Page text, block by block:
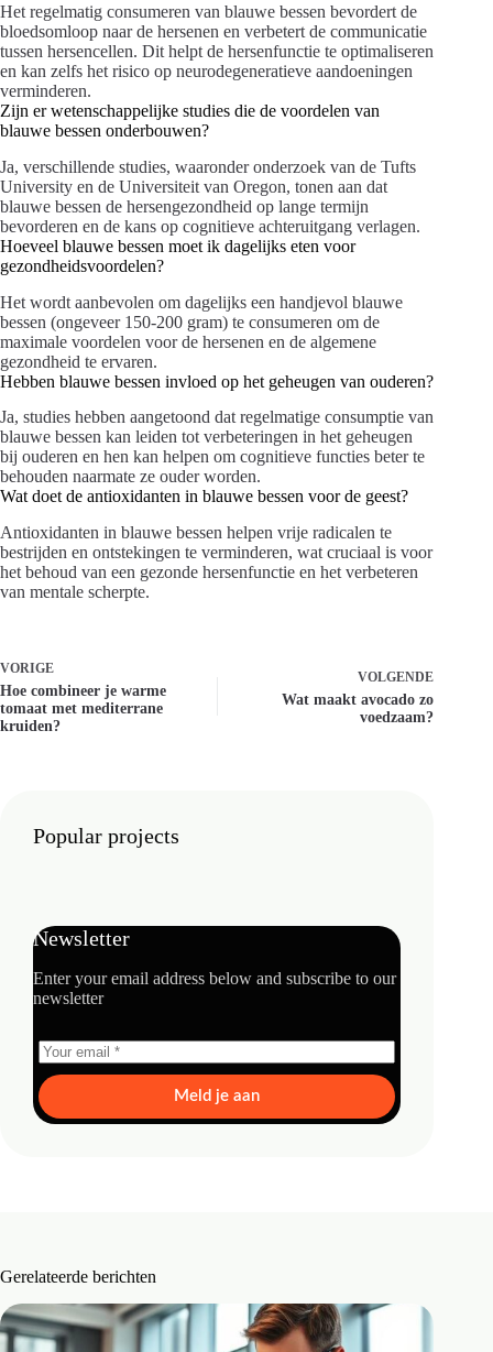
Het regelmatig consumeren van blauwe bessen bevordert de
bloedsomloop naar de hersenen en verbetert de communicatie
tussen hersencellen. Dit helpt de hersenfunctie te optimaliseren
en kan zelfs het risico op neurodegeneratieve aandoeningen
verminderen.
Zijn er wetenschappelijke studies die de voordelen van
blauwe bessen onderbouwen?
Ja, verschillende studies, waaronder onderzoek van de Tufts
University en de Universiteit van Oregon, tonen aan dat
blauwe bessen de hersengezondheid op lange termijn
bevorderen en de kans op cognitieve achteruitgang verlagen.
Hoeveel blauwe bessen moet ik dagelijks eten voor
gezondheidsvoordelen?
Het wordt aanbevolen om dagelijks een handjevol blauwe
bessen (ongeveer 150-200 gram) te consumeren om de
maximale voordelen voor de hersenen en de algemene
gezondheid te ervaren.
Hebben blauwe bessen invloed op het geheugen van ouderen?
Ja, studies hebben aangetoond dat regelmatige consumptie van
blauwe bessen kan leiden tot verbeteringen in het geheugen
bij ouderen en hen kan helpen om cognitieve functies beter te
behouden naarmate ze ouder worden.
Wat doet de antioxidanten in blauwe bessen voor de geest?
Antioxidanten in blauwe bessen helpen vrije radicalen te
bestrijden en ontstekingen te verminderen, wat cruciaal is voor
het behoud van een gezonde hersenfunctie en het verbeteren
van mentale scherpte.
VORIGE
Hoe combineer je warme
tomaat met mediterrane
kruiden?
VOLGENDE
Wat maakt avocado zo
voedzaam?
Popular projects
Newsletter
Enter your email address below and subscribe to our
newsletter
Meld je aan
Gerelateerde berichten